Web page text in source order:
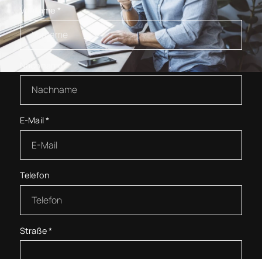
Vorname *
Nachname*
E-Mail*
Telefon
Straße*